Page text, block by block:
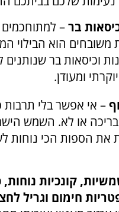
בר–
הוא הבילוי
וכיסאות בר
ומעודן.
– אי אפשר בלי תרבות
או לא. השמש
את הספות הכי
קונכיות
חימום וגריל